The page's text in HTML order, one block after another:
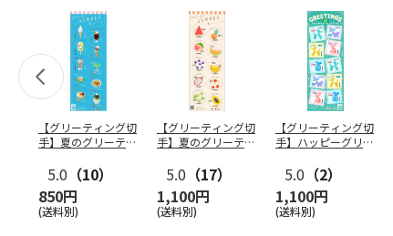
【グリーティング切
手】夏のグリーティ
5.0 （10）
850円
(送料別)
【グリーティング切
手】夏のグリーティ
5.0 （17）
1,100円
(送料別)
【グリーティング切
手】ハッピーグリー
5.0 （2）
1,100円
(送料別)